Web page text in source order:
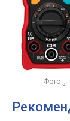
Фото 5